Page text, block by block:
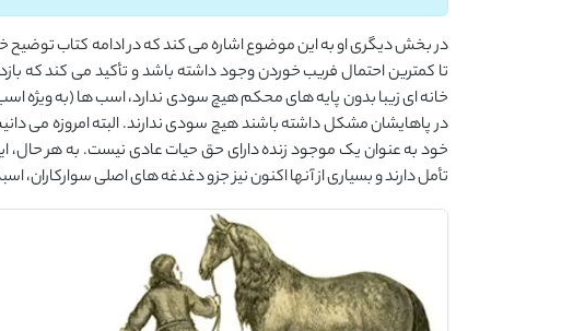
در بخش دیگری او به این موضوع اشاره می کند که در ادامه کتاب توضیح
تا کمترین احتمال فریب خوردن وجود داشته باشد و تأکید می کند که
خانه ای زیبا بدون پایه های محکم هیچ سودی ندارد، اسب ها (به ویژه
در پاهایشان مشکل داشته باشند هیچ سودی ندارند. البته امروزه
خود به عنوان یک موجود زنده دارای حق حیات عادی نیست. به هر
تأمل دارند و بسیاری از آنها اکنون نیز جزو دغدغه های اصلی